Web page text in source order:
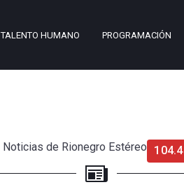
TALENTO HUMANO PROGRAMACIÓN
Noticias de Rionegro Estéreo 104.4